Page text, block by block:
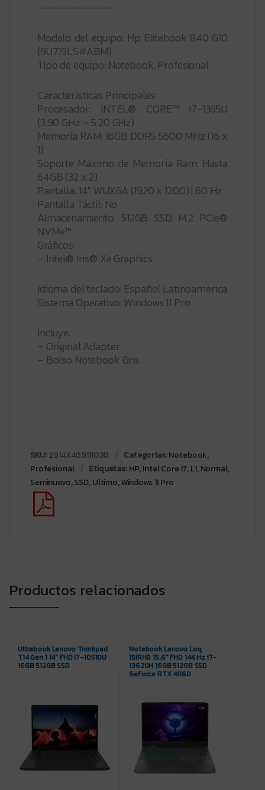
————————
Modelo del equipo: Hp Elitebook 840 G10
(9U719LS#ABM)
Tipo de equipo: Notebook, Profesional
Características Principales:
Procesador: INTEL® CORE™ i7-1365U
(3.90 GHz – 5.20 GHz)
Memoria RAM: 16GB DDR5 5600 MHz (16 x
1)
Soporte Máximo de Memoria Ram: Hasta
64GB (32 x 2)
Pantalla: 14″ WUXGA (1920 x 1200) | 60 Hz
Pantalla Táctil: No
Almacenamiento: 512GB SSD M.2 PCIe®
NVMe™
Gráficos:
– Intel® Iris® Xe Graphics
Idioma del teclado: Español Latinoamerica
Sistema Operativo: Windows 11 Pro
Incluye:
– Original Adapter
– Bolso Notebook Gris
SKU:2914X409111030 Categorías:Notebook,
Profesional
Etiquetas:HP,Intel Core i7,L1,Normal,
Seminuevo,SSD,Ultimo,Windows 11 Pro
Productos relacionados
Ultrabook Lenovo Thinkpad
T14 Gen 1 14″ FHD i7-10510U
16GB 512GB SSD
Notebook Lenovo Loq
15IRH8 15.6″ FHD 144 Hz i7-
13620H 16GB 512GB SSD
GeForce RTX 4060